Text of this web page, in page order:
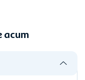
acum